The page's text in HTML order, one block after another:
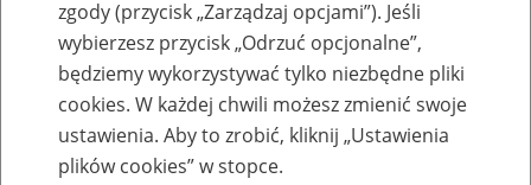
Zaproś ZUS do siebie - zakładanie profili
eZUS w siedzibie Twojej firmy
zgody (przycisk „Zarządzaj opcjami”). Jeśli
wybierzesz przycisk „Odrzuć opcjonalne”,
będziemy wykorzystywać tylko niezbędne pliki
cookies. W każdej chwili możesz zmienić swoje
ustawienia. Aby to zrobić, kliknij „Ustawienia
plików cookies” w stopce.